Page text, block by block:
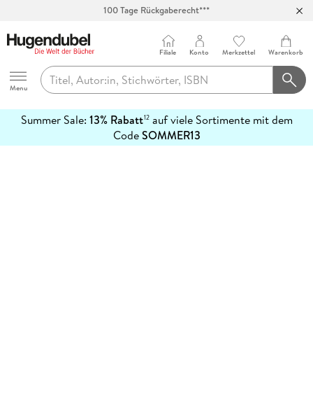
100 Tage Rückgaberecht***
Hugendubel
Menu
Filiale Konto Merkzettel Warenkorb
Summer Sale: 13% Rabatt12auf viele Sortimente mit dem
CodeSOMMER13
erfahren